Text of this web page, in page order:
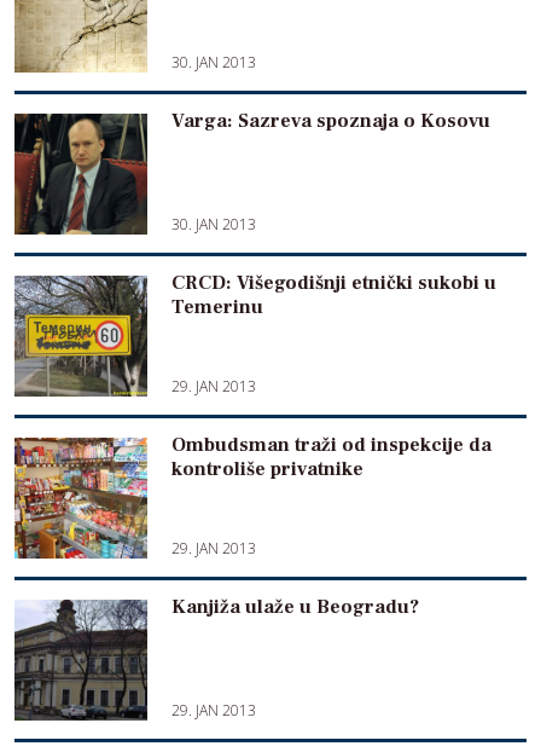
30. JAN 2013
Varga: Sazreva spoznaja o Kosovu
30. JAN 2013
CRCD: Višegodišnji etnički sukobi u
Temerinu
29. JAN 2013
Ombudsman traži od inspekcije da
kontroliše privatnike
29. JAN 2013
Kanjiža ulaže u Beogradu?
29. JAN 2013